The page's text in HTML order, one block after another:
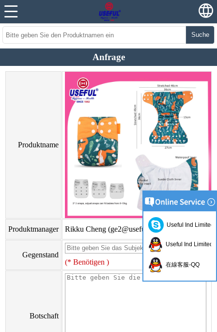
Suche
Anfrage
Produktname
Produktmanager Rikku Cheng (ge2@usefulhk.com)
Gegenstand
(* Benötigen )
Botschaft
Useful Ind Limited
Useful Ind Limited
在線客服-QQ